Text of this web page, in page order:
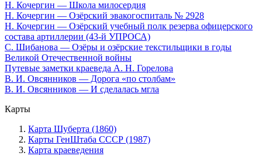
Н. Кочергин — Школа милосердия
Н. Кочергин — Озёрский эвакогоспиталь № 2928
Н. Кочергин — Озёрский учебный полк резерва офицерского
состава артиллерии (43-й УПРОСА)
С. Шибанова — Озёры и озёрские текстильщики в годы
Великой Отечественной войны
Путевые заметки краеведа А. Н. Горелова
В. И. Овсянников — Дорога «по столбам»
В. И. Овсянников — И сделалась мгла
Карты
Карта Шуберта (1860)
Карты ГенШтаба СССР (1987)
Карта краеведения